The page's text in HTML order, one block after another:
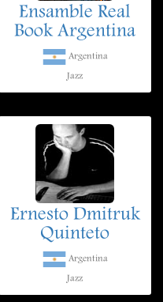
Ensamble Real
Book Argentina
Argentina
Jazz
Ernesto Dmitruk
Quinteto
Argentina
Jazz